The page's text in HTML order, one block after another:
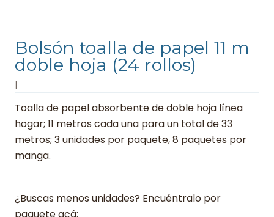
Bolsón toalla de papel 11 m
doble hoja (24 rollos)
|
Toalla de papel absorbente de doble hoja línea
hogar; 11 metros cada una para un total de 33
metros; 3 unidades por paquete, 8 paquetes por
manga.
¿Buscas menos unidades? Encuéntralo por